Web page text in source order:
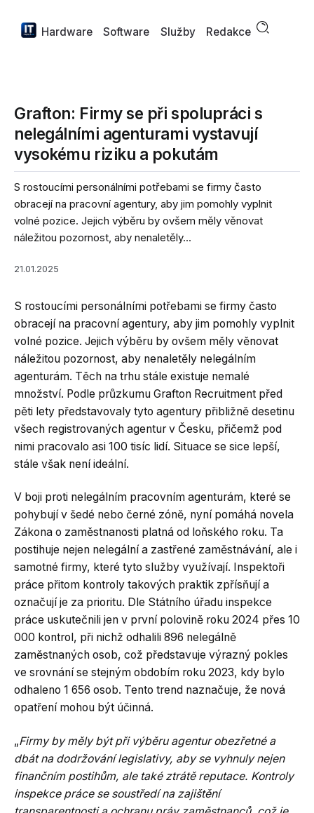
Hardware Software Služby Redakce
Grafton: Firmy se při spolupráci s
nelegálními agenturami vystavují
vysokému riziku a pokutám
S rostoucími personálními potřebami se firmy často
obracejí na pracovní agentury, aby jim pomohly vyplnit
volné pozice. Jejich výběru by ovšem měly věnovat
náležitou pozornost, aby nenaletěly...
21.01.2025
S rostoucími personálními potřebami se firmy často
obracejí na pracovní agentury, aby jim pomohly vyplnit
volné pozice. Jejich výběru by ovšem měly věnovat
náležitou pozornost, aby nenaletěly nelegálním
agenturám. Těch na trhu stále existuje nemalé
množství. Podle průzkumu Grafton Recruitment před
pěti lety představovaly tyto agentury přibližně desetinu
všech registrovaných agentur v Česku, přičemž pod
nimi pracovalo asi 100 tisíc lidí. Situace se sice lepší,
stále však není ideální.
V boji proti nelegálním pracovním agenturám, které se
pohybují v šedé nebo černé zóně, nyní pomáhá novela
Zákona o zaměstnanosti platná od loňského roku. Ta
postihuje nejen nelegální a zastřené zaměstnávání, ale i
samotné firmy, které tyto služby využívají. Inspektoři
práce přitom kontroly takových praktik zpřísňují a
označují je za prioritu. Dle Státního úřadu inspekce
práce uskutečnili jen v první polovině roku 2024 přes 10
000 kontrol, při nichž odhalili 896 nelegálně
zaměstnaných osob, což představuje výrazný pokles
ve srovnání se stejným obdobím roku 2023, kdy bylo
odhaleno 1 656 osob. Tento trend naznačuje, že nová
opatření mohou být účinná.
„Firmy by měly být při výběru agentur obezřetné a
dbát na dodržování legislativy, aby se vyhnuly nejen
finančním postihům, ale také ztrátě reputace. Kontroly
inspekce práce se soustředí na zajištění